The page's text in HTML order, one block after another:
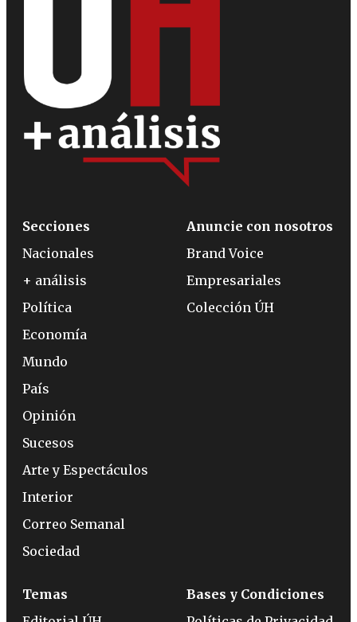
Secciones
Nacionales
+ análisis
Política
Economía
Mundo
País
Opinión
Sucesos
Arte y Espectáculos
Interior
Correo Semanal
Sociedad
Anuncie con nosotros
Brand Voice
Empresariales
Colección ÚH
Temas
Bases y Condiciones